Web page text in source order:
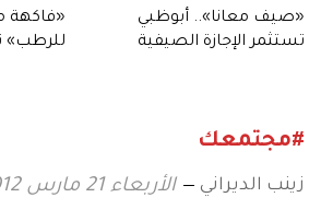
«صيف معانا».. أبوظبي
تستثمر الإجازة الصيفية
«فاكهة
للرطب»
#مجتمعك
زينب الديراني الأربعاء 21 مارس 2012 04:00